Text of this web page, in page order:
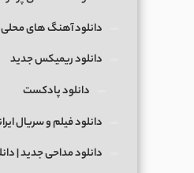
دانلود آهنگ های محلی
دانلود ریمیکس جدید
دانلود پادکست
دانلود فیلم و سریال
دانلود مداحی جدید |